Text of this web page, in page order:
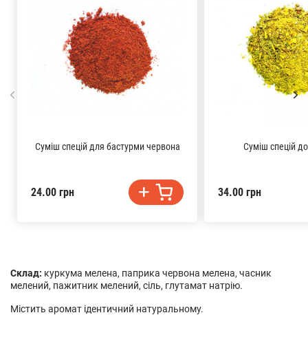
Склад: куркума мелена, паприка червона мелена, часник
мелений, пажитник мелений, сіль, глутамат натрію.
Містить аромат ідентичний натуральному.
Суміш спецій для бастурми червона
24.00 грн
Суміш спецій
34.00 грн